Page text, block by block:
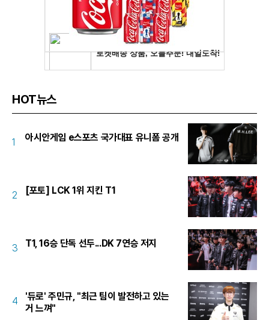
HOT뉴스
1 아시안게임 e스포츠 국가대표 유니폼 공개
2 [포토] LCK 1위 지킨 T1
3 T1, 16승 단독 선두...DK 7연승 저지
4
'듀로' 주민규, "최근 팀이 발전하고 있는
거 느껴"